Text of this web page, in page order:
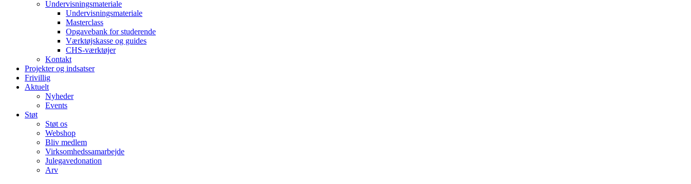
Undervisningsmateriale
Undervisningsmateriale
Masterclass
Opgavebank for studerende
Værktøjskasse og guides
CHS-værktøjer
Kontakt
Projekter og indsatser
Frivillig
Aktuelt
Nyheder
Events
Støt
Støt os
Webshop
Bliv medlem
Virksomhedssamarbejde
Julegavedonation
Arv